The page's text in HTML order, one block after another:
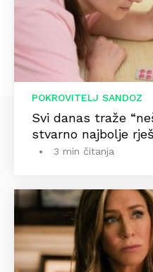
POKROVITELJ SANDOZ
Svi danas traže
stvarno najbolje
3 min čitanja